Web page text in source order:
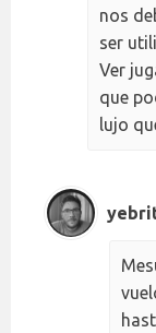
nos
ser
Ver
que
lujo